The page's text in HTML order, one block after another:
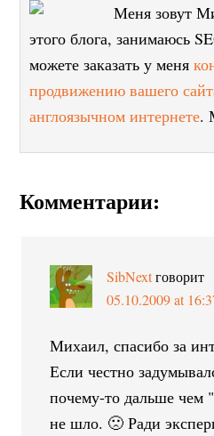
Меня зовут
этого блога, занимаюсь
можете заказать у меня
продвижению вашего
англоязычном интернете.
Комментарии:
SibNextговорит
05.10.2009 at
Михаил, спасибо за
Если честно
почему-то дальше чем
не шло. 🙁 Ради